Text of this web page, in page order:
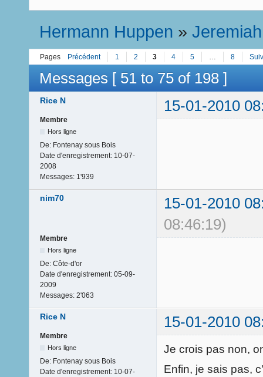
Hermann Huppen »Jeremiah
Pages Précédent 1 2 3 4 5 8
Messages [ 51 to 75 of 198 ]
Rice N 15-01-2010
Membre
Hors ligne
De: Fontenay sous Bois
Date d'enregistrement: 10-07-
2008
Messages: 1'939
nim70
15-01-2010
08:46:19)
Membre
Hors ligne
De: Côte-d'or
Date d'enregistrement: 05-09-
2009
Messages: 2'063
Rice N 15-01-2010
Membre
Hors ligne
De: Fontenay sous Bois
Date d'enregistrement: 10-07-
Je crois pas non,
Enfin, je sais pas,